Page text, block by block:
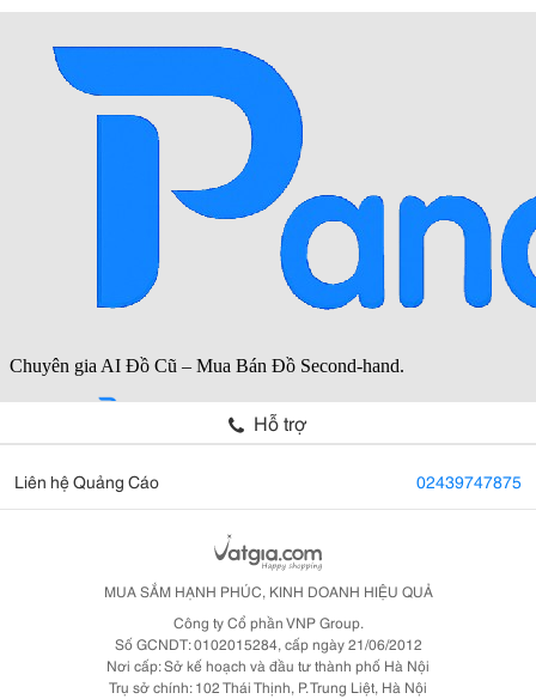
Hỗ trợ
Liên hệ Quảng Cáo 02439747875
MUA SẮM HẠNH PHÚC, KINH DOANH HIỆU QUẢ
Công ty Cổ phần VNP Group.
Số GCNDT: 0102015284, cấp ngày 21/06/2012
Nơi cấp: Sở kế hoạch và đầu tư thành phố Hà Nội
Trụ sở chính: 102 Thái Thịnh, P. Trung Liệt, Hà Nội